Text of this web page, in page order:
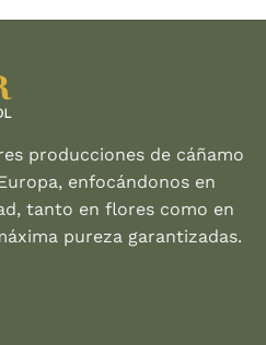
es:
producciones de cáñamo
enfocándonos en
tanto en flores como en
pureza garantizadas.